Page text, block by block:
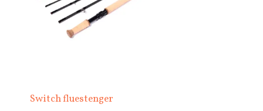
Switch fluestenger